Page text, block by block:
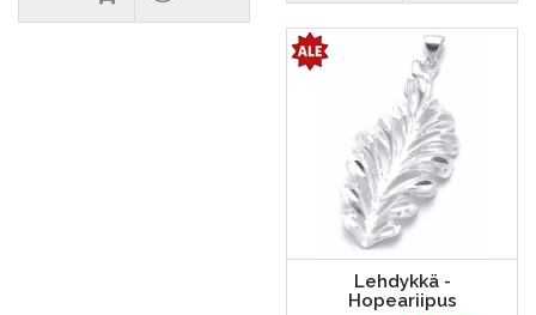
Lehdykkä -
Hopeariipus